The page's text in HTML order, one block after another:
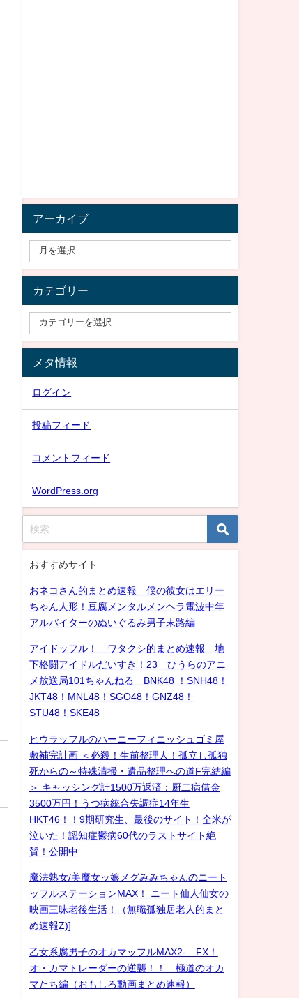
アーカイブ
カテゴリー
メタ情報
ログイン
投稿フィード
コメントフィード
WordPress.org
おすすめサイト
おネコさん的まとめ速報 僕の彼女はエリー
ちゃん人形！豆腐メンタルメンヘラ電波中年
アルバイターのぬいぐるみ男子末路編
アイドッフル！ ワタクシ的まとめ速報 地
下格闘アイドルだいすき！23 ひうらのアニ
メ放送局101ちゃんねる BNK48 ！SNH48！
JKT48！MNL48！SGO48！GNZ48！
STU48！SKE48
ヒウラッフルのハーニーフィニッシュゴミ屋
敷補完計画 ＜必殺！生前整理人！孤立し孤独
死からの～特殊清掃・遺品整理への道F完結編
＞ キャッシング計1500万返済：厨二病借金
3500万円！うつ病統合失調症14年生
HKT46！！9期研究生、最後のサイト！全米が
泣いた！認知症鬱病60代のラストサイト絶
賛！公開中
魔法熟女/美魔女ッ娘メグみみちゃんのニート
ッフルステーションMAX！ ニート仙人仙女の
映画三昧老後生活！（無職孤独居老人的まと
め速報Z)]
乙女系腐男子のオカマッフルMAX2- FX！
オ・カマトレーダーの逆襲！！ 極道のオカ
マたち編（おもしろ動画まとめ速報）